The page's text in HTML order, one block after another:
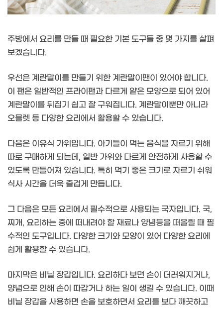
주방에서 요리를 만들 때 필요한 기본 도구들 중 몇 가지를 살펴
보겠습니다.
우선은 계란말이를 만들기 위한 계란말이팬이 있어야 합니다.
이 팬은 일반적인 프라이팬과 다르게 얕은 모양으로 되어 있어
계란말이를 뒤집기 쉽고 잘 구워집니다. 계란말이뿐만 아니라
오믈렛 등 다양한 요리에서 활용할 수 있습니다.
다음은 이유식 가위입니다. 아기들이 먹는 음식을 자르기 위해
따로 구매하게 되는데, 일반 가위와 다르게 안전하게 사용할 수
있도록 만들어져 있습니다. 특히 먹기 좋은 크기로 자르기 쉬워
식사 시간을 더욱 즐겁게 만듭니다.
그 다음은 모든 요리에서 필수적으로 사용되는 국자입니다. 국,
찌개, 요리하는 중에 떠내려야 할 재료나 양념등을 떠올릴 때 필
수적인 도구입니다. 다양한 크기와 모양이 있어 다양한 요리에
쉽게 활용할 수 있습니다.
마지막은 비닐 장갑입니다. 요리하다 보면 손이 더러워지거나,
양념으로 인해 손이 따갑거나 하는 일이 생길 수 있습니다. 이때
비닐 장갑을 사용하면 손을 보호하면서 요리를 보다 깨끗하고